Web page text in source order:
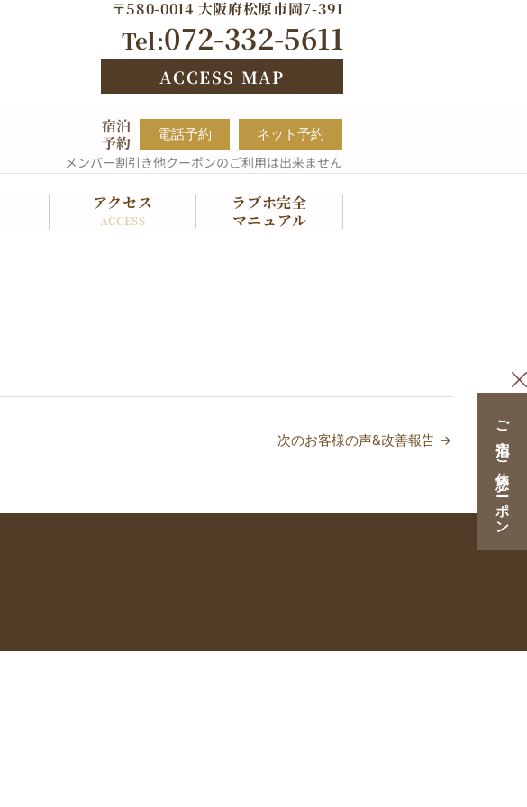
〒580-0014 大阪府松原市岡7-391
Tel:072-332-5611
ACCESS MAP
宿泊
予約
電話予約 ネット予約
メンバー割引き他クーポンのご利用は出来ません
アクセス
ACCESS
ラブホ完全
マニュアル
次のお客様の声&改善報告 → ご宿泊・ご休憩クーポン